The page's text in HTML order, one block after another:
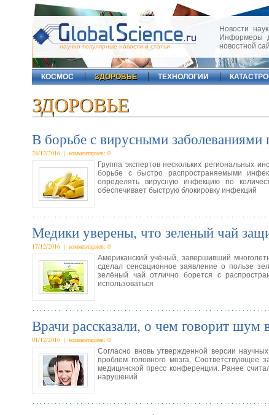
научно-популярные новости и статьи
Новости
Информеры
новостной
КОСМОС
ЗДОРОВЬЕ ТЕХНОЛОГИИ
ЗДОРОВЬЕ
В борьбе с вирусными
28/12/2016 | комментариев: 0
Группа экспертов нескольких региональных
борьбе с быстро распространяемыми
определять вирусную инфекцию по
обеспечивает быструю блокировку инфекций
Медики уверены, что зеленый чай
17/12/2016 | комментариев: 0
Американский учёный, завершивший
сделал сенсационное заявление о пользе
зелёный чай отлично борется с
использоваться
Врачи рассказали, о чем говорит шум
01/12/2016 | комментариев: 0
Согласно вновь утвержденной версии
проблем головного мозга. Соответствующее
медицинской пресс конференции. Ранее
нарушений